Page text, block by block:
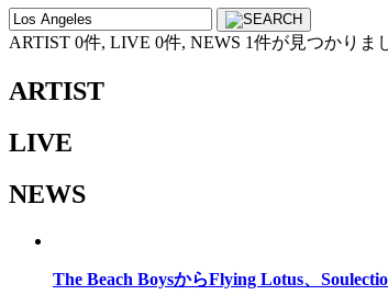
ARTIST 0件, LIVE 0件, NEWS 1件が見つかりま
ARTIST
LIVE
NEWS
The Beach BoysからFlying Lotus、